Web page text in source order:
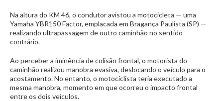
Na altura do KM 46, o condutor avistou a motocicleta — uma
Yamaha YBR150 Factor, emplacada em Bragança Paulista (SP) —
realizando ultrapassagem de outro caminhão no sentido
contrário.
Ao perceber a iminência de colisão frontal, o motorista do
caminhão realizou manobra evasiva, deslocando o veículo para o
acostamento. No entanto, o motociclista teria executado a
mesma manobra, momento em que ocorreu o impacto frontal
entre os dois veículos.